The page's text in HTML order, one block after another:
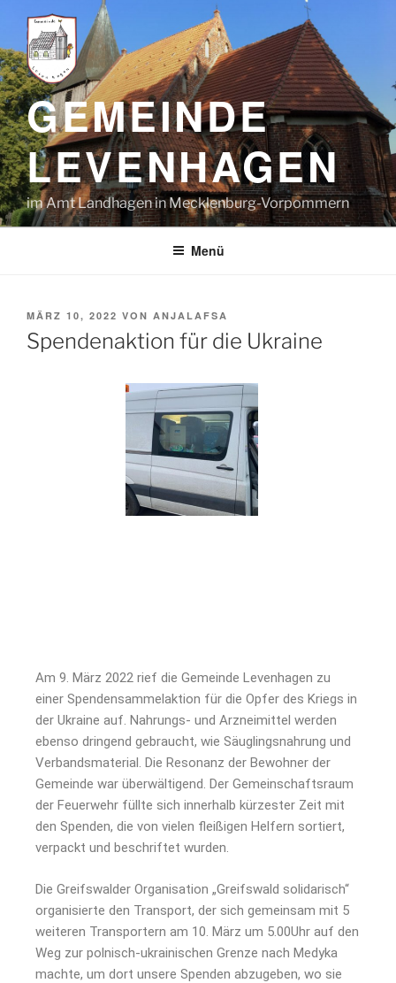
GEMEINDE
LEVENHAGEN
im Amt Landhagen in Mecklenburg-Vorpommern
Menü
MÄRZ 10, 2022 VON ANJALAFSA
Spendenaktion für die Ukraine
Am 9. März 2022 rief die Gemeinde Levenhagen zu
einer Spendensammelaktion für die Opfer des Kriegs in
der Ukraine auf. Nahrungs- und Arzneimittel werden
ebenso dringend gebraucht, wie Säuglingsnahrung und
Verbandsmaterial. Die Resonanz der Bewohner der
Gemeinde war überwältigend. Der Gemeinschaftsraum
der Feuerwehr füllte sich innerhalb kürzester Zeit mit
den Spenden, die von vielen fleißigen Helfern sortiert,
verpackt und beschriftet wurden.
Die Greifswalder Organisation „Greifswald solidarisch“
organisierte den Transport, der sich gemeinsam mit 5
weiteren Transportern am 10. März um 5.00Uhr auf den
Weg zur polnisch-ukrainischen Grenze nach Medyka
machte, um dort unsere Spenden abzugeben, wo sie